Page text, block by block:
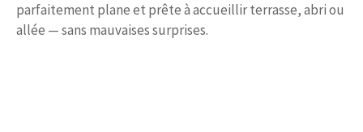
parfaitement plane et prête à accueillir terrasse, abri ou
allée — sans mauvaises surprises.